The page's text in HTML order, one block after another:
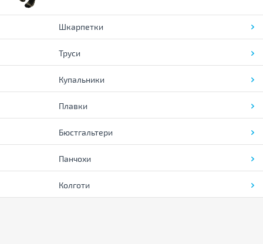
Шкарпетки
Труси
Купальники
Плавки
Бюстгальтери
Панчохи
Колготи